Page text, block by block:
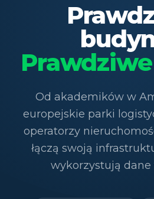
Od akademików w
europejskie parki
operatorzy
łączą swoją
wykorzystują dane